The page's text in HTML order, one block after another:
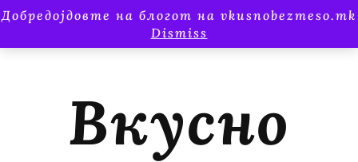
Добредојдовте на блогот на vkusnobezmeso.mk
Dismiss
Вкусно